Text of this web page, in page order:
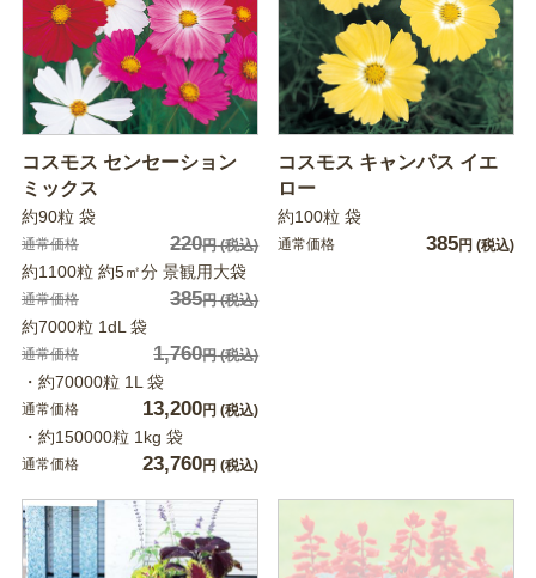
コスモス センセーション
ミックス
約90粒 袋
通常価格 220円(税込)
約1100粒 約5㎡分 景観用大袋
通常価格 385円(税込)
約7000粒 1dL 袋
通常価格 1,760円(税込)
・約70000粒 1L 袋
通常価格 13,200円 (税込)
・約150000粒 1kg 袋
通常価格 23,760円 (税込)
コスモス キャンパス イエ
ロー
約100粒 袋
通常価格 385円 (税込)